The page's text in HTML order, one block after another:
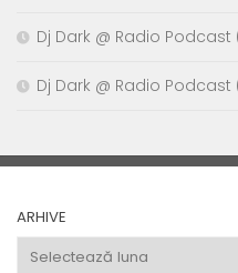
Dj Dark @ Radio Podcast
Dj Dark @ Radio Podcast
ARHIVE
Arhive